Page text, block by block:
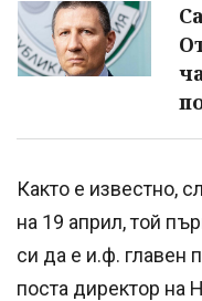
Както е известно,
на 19 април, той
си да е и.ф. главен
поста директор на